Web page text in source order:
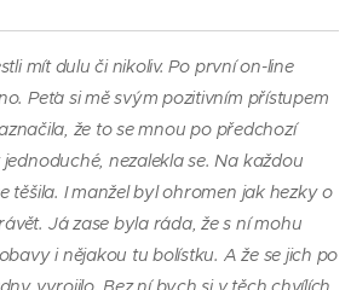
mít dulu či nikoliv. Po první on-line
Peťa si mě svým pozitivním přístupem
že to se mnou po předchozí
nezalekla se. Na každou
těšila. I manžel byl ohromen jak hezky o
Já zase byla ráda, že s ní mohu
i nějakou tu bolístku. A že se jich po